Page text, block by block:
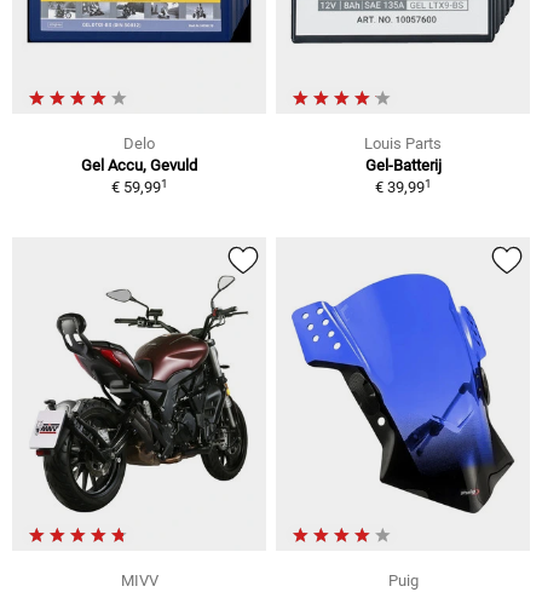
Delo
Gel Accu, Gevuld
€ 59,991
Louis Parts
Gel-Batterij
€ 39,991
MIVV
Puig